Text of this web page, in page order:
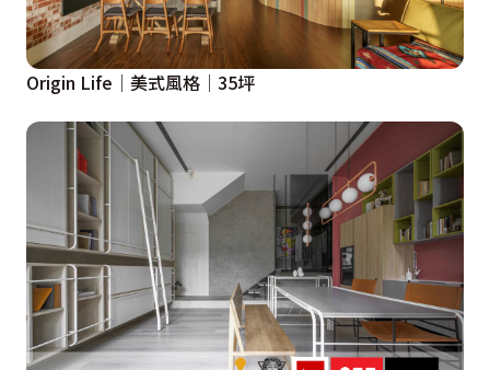
Origin Life│美式風格│35坪